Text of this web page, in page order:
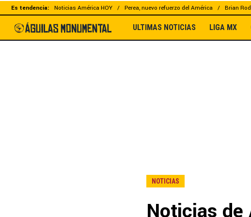
Es tendencia: Noticias América HOY Perea, nuevo refuerzo del América Brian
ULTIMAS NOTICIAS LIGA MX
NOTICIAS
Noticias de